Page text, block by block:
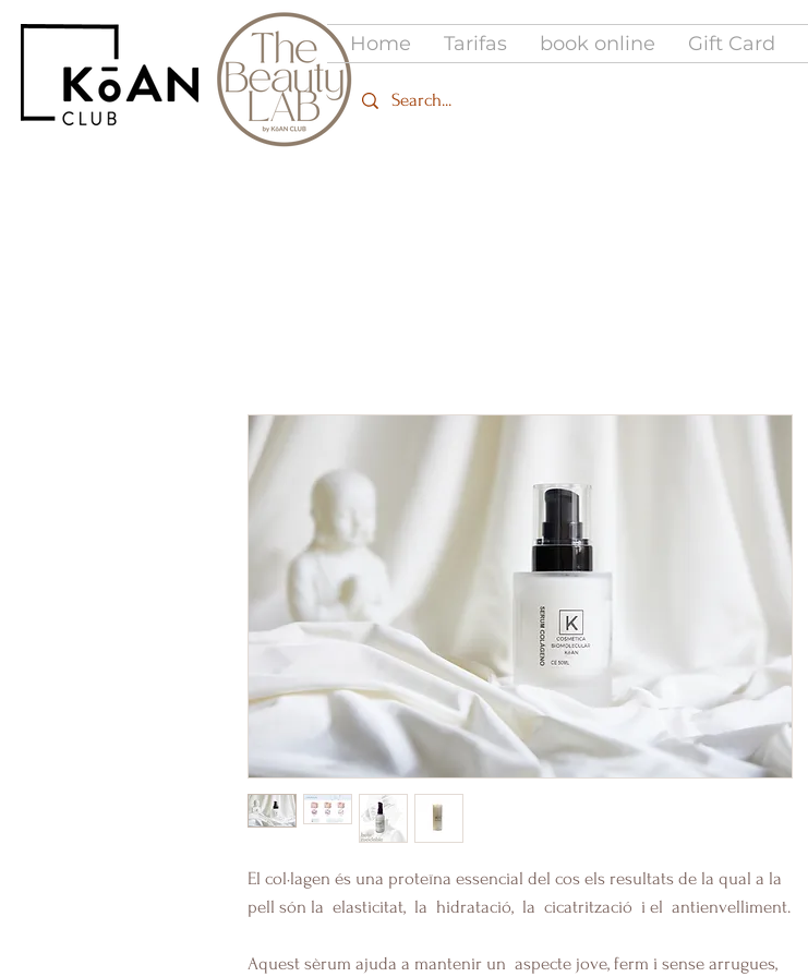
Home Tarifas book online Gift Card
El col·lagen és una proteïna essencial del cos els resultats de la qual a la
pell són la elasticitat, la hidratació, la cicatrització i el antienvelliment.
Aquest sèrum ajuda a mantenir un aspecte jove, ferm i sense arrugues,